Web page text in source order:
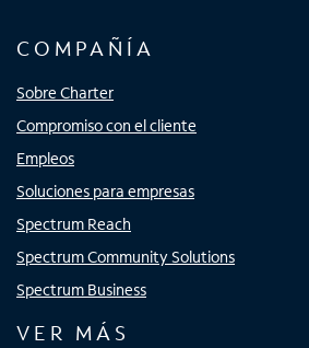
COMPAÑÍA
Sobre Charter
Compromiso con el cliente
Empleos
Soluciones para empresas
Spectrum Reach
Spectrum Community Solutions
Spectrum Business
VER MÁS